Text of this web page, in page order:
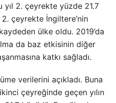
2. çeyrekte yüzde 21.7
çeyrekte İngiltere’nin
ülke oldu. 2019’da
da baz etkisinin diğer
katkı sağladı.
verilerini açıkladı. Buna
çeyreğinde geçen yılın